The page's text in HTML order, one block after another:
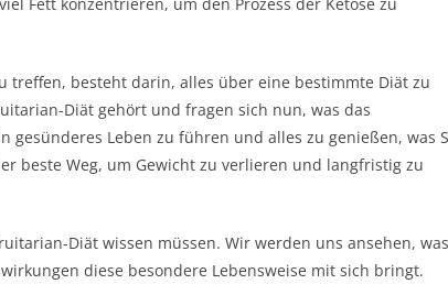
treffen, besteht darin, alles über eine bestimmte Diät zu
Diät gehört und fragen sich nun, was das
gesünderes Leben zu führen und alles zu genießen, was
beste Weg, um Gewicht zu verlieren und langfristig zu
Diät wissen müssen. Wir werden uns ansehen,
diese besondere Lebensweise mit sich bringt.